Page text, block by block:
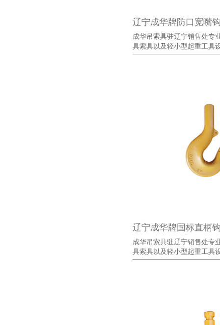
辽宁成华牌防口宽嘴
成华吊索具驻辽宁销售处专
具索具以及轻小型起重工具
辽宁成华牌国标直柄
成华吊索具驻辽宁销售处专
具索具以及轻小型起重工具